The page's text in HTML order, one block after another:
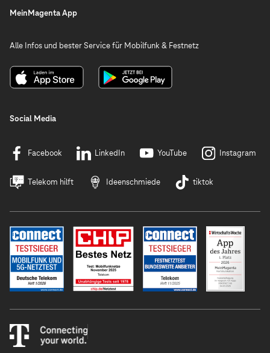
MeinMagenta App
Alle Infos und bester Service für Mobilfunk & Festnetz
Social Media
Facebook LinkedIn YouTube Instagram
Telekom hilft Ideenschmiede tiktok